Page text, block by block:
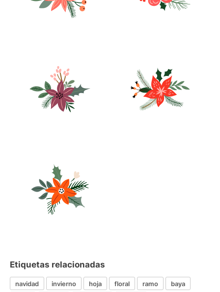
Etiquetas relacionadas
navidad invierno hoja floral ramo
baya